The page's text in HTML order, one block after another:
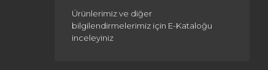
Ürünlerimiz ve diğer
bilgilendirmelerimiz için E-Kataloğu
inceleyiniz